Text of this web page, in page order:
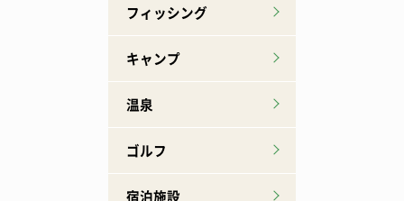
フィッシング
キャンプ
温泉
ゴルフ
宿泊施設